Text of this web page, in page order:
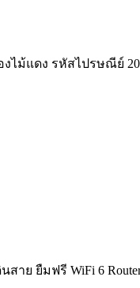
ม้แดง รหัสไปรษณีย์
นสาย ยืมฟรี WiFi 6